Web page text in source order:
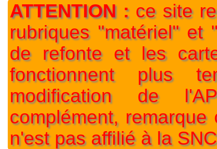
ATTENTION :ce site
rubriques "matériel" et
de refonte et les
fonctionnent plus
modification de
complément,
n'est pas affilié à la